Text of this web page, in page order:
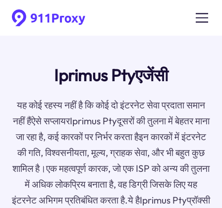
Iprimus Ptyएजेंसी
यह कोई रहस्य नहीं है कि कोई दो इंटरनेट सेवा प्रदाता समान
नहीं हैंऐसे सप्लायरIprimus Ptyदूसरों की तुलना में बेहतर माना
जा रहा है, कई कारकों पर निर्भर करता हैइन कारकों में इंटरनेट
की गति, विश्वसनीयता, मूल्य, ग्राहक सेवा, और भी बहुत कुछ
शामिल है।एक महत्वपूर्ण कारक, जो एक ISP को अन्य की तुलना
में अधिक लोकप्रिय बनाता है, वह डिग्री जिसके लिए यह
इंटरनेट अभिगम प्रतिबंधित करता है.ये हैIprimus Ptyप्रॉक्सी